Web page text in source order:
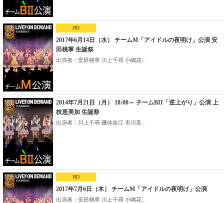
HD
2017年6月14日（水） チームM「アイドルの夜明け」公演 安
田桃寧 生誕祭
出演者：安田桃寧 川上千尋 小嶋花...
2014年7月21日（月） 18:00～ チームBII「逆上がり」公演 上
枝恵美加 生誕祭
出演者：川上千尋 磯佳奈江 市川美...
HD
2017年7月6日（木） チームM「アイドルの夜明け」公演
出演者：安田桃寧 川上千尋 小嶋花...